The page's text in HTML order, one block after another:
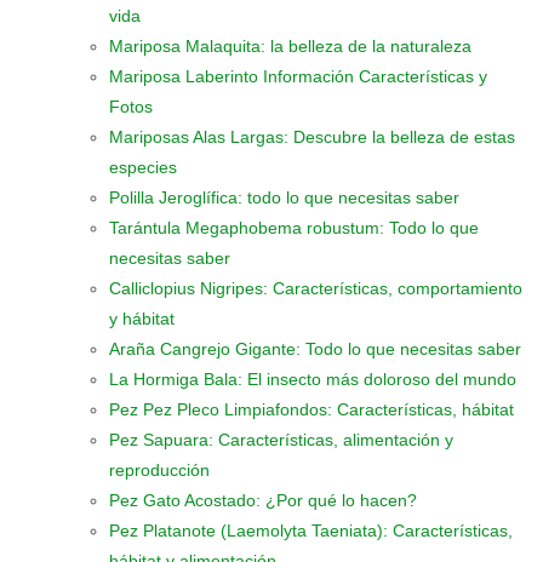
vida
Mariposa Malaquita: la belleza de la naturaleza
Mariposa Laberinto Información Características y
Fotos
Mariposas Alas Largas: Descubre la belleza de estas
especies
Polilla Jeroglífica: todo lo que necesitas saber
Tarántula Megaphobema robustum: Todo lo que
necesitas saber
Calliclopius Nigripes: Características, comportamiento
y hábitat
Araña Cangrejo Gigante: Todo lo que necesitas saber
La Hormiga Bala: El insecto más doloroso del mundo
Pez Pez Pleco Limpiafondos: Características, hábitat
Pez Sapuara: Características, alimentación y
reproducción
Pez Gato Acostado: ¿Por qué lo hacen?
Pez Platanote (Laemolyta Taeniata): Características,